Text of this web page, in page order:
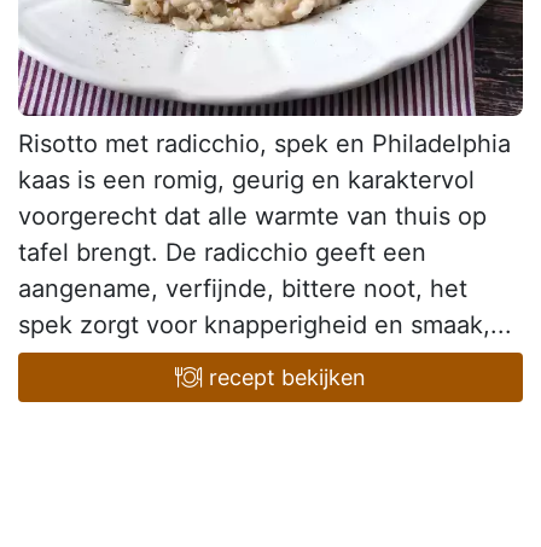
Risotto met radicchio, spek en Philadelphia
kaas is een romig, geurig en karaktervol
voorgerecht dat alle warmte van thuis op
tafel brengt. De radicchio geeft een
aangename, verfijnde, bittere noot, het
spek zorgt voor knapperigheid en smaak,...
recept bekijken